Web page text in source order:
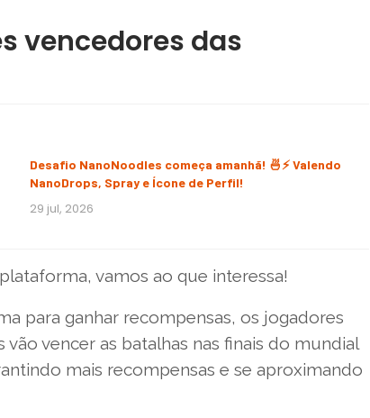
vencedores das
Desafio NanoNoodles começa amanhã! 🍜⚡ Valendo
NanoDrops, Spray e Ícone de Perfil!
29 jul, 2026
vamos ao que interessa!
para ganhar recompensas, os jogadores
vencer as batalhas nas finais do mundial
mais recompensas e se aproximando